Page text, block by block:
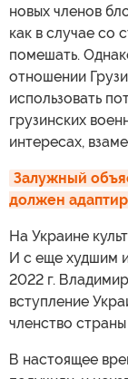
новых членов
как в случае со
помешать.
отношении
использовать
грузинских
интересах,
Залужный
должен
На Украине
И с еще худшим
2022 г.
вступление
членство
В настоящее